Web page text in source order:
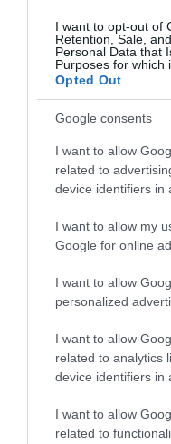
I want to opt-out of
Retention, Sale,
Personal Data that
Purposes for which
Opted Out
Google consents
I want to allow
related to
device identifiers in
I want to allow my
Google for online
I want to allow
personalized
I want to allow
related to analytics
device identifiers in
I want to allow
related to
Το
από την ΕΕ έργο “The
ενισχύει την
των παιδιών στο
διαδίκτυο
31.07.2026
ΑΑΔΕ: Διευκρινίσεις
για τα πρόστιμα σε
παραβάσεις που
31.07.2026
Σ. Καλαφάτης: «Η
δεν είναι απλώς μια
νέα τεχνολογία,
31.07.2026